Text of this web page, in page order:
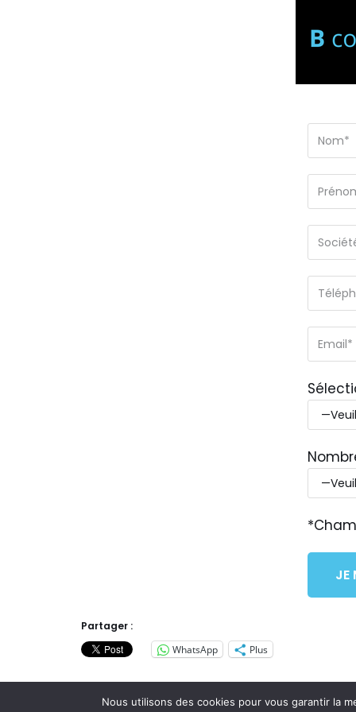
Partager :
WhatsApp
Plus
Nous utilisons des cookies pour vous garantir la